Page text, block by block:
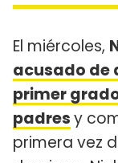
El miércoles,
acusado de
primer
padresy
primera vez